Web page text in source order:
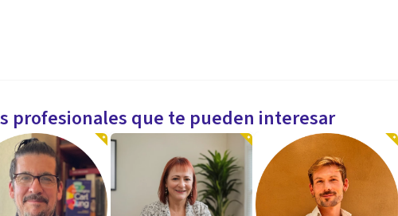
profesionales que te pueden interesar